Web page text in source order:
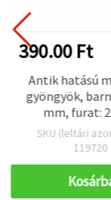
390.00 Ft
Antik hatású
gyöngyök,
mm, furat:
kézműves DIY-
SKU (leltári
119720